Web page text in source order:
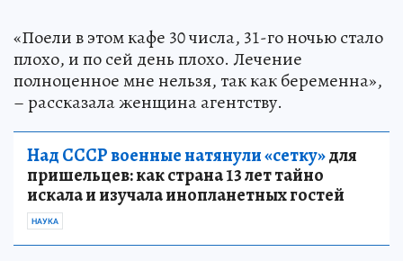
«Поели в этом кафе 30 числа, 31-го ночью стало
плохо, и по сей день плохо. Лечение
полноценное мне нельзя, так как беременна»,
– рассказала женщина агентству.
Над СССР военные натянули «сетку»для
пришельцев: как страна 13 лет тайно
искала и изучала инопланетных гостей
НАУКА